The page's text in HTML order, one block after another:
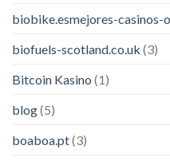
biobike.esmejores-casinos-
biofuels-scotland.co.uk (3)
Bitcoin Kasino (1)
blog(5)
boaboa.pt(3)